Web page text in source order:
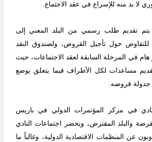
لا بد منه للإسراع في عقد الاجتماع.
يتم تقديم طلب رسمي من البلد المعني إلى
للتفاوض حول تأجيل القروض، ولصندوق النقد
هام في المرحلة السابقة لعقد الاجتماعات، حيث
مساعدات لكل الأطراف فيما يتعلق بوضع
جدولة قروضه.
في مركز المؤتمرات الدولي في باريس
والبلد المقترض، ويحضر اجتماعات النادي
عن المنظمات الاقتصادية الدولية، وغالباً ما